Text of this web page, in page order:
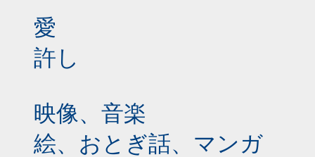
愛
許し
映像、音楽
絵、おとぎ話、マンガ